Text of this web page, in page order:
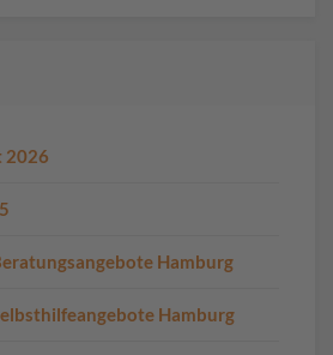
2026
Hamburg
Hamburg